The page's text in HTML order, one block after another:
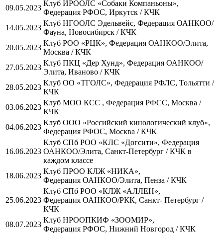
09.05.2023
Клуб ИРООЛС «Собаки Компаньоны»,
Федерация РФОС, Иркутск / КЧК
14.05.2023
Клуб НГООЛС Эдельвейс, Федерация ОАНКОО/
Фауна, Новосибирск / КЧК
20.05.2023
Клуб РОО «РЦК», Федерация ОАНКОО/Элита,
Москва / КЧК
27.05.2023
Клуб ПКЦ «Дер Хунд», Федерация ОАНКОО/
Элита, Иваново / КЧК
28.05.2023
Клуб ОО «ТГОЛС», Федерация РФЛС, Тольятти /
КЧК
03.06.2023
Клуб МОО КСС , Федерация РФСС, Москва /
КЧК
04.06.2023
Клуб ООО «Российский кинологический клуб»,
Федерация РФОС, Москва / КЧК
16.06.2023
Клуб СПб РОО «КЛС «Догсити», Федерация
ОАНКОО/Элита, Санкт-Петербург / КЧК в
каждом классе
18.06.2023
Клуб ПРОО КЛЖ «НИКА»,
Федерация ОАНКОО/Элита, Пенза / КЧК
25.06.2023
Клуб СПб РОО «КЛЖ «АЛЛЕН»,
Федерация ОАНКОО/РКК, Санкт- Петербург /
КЧК
08.07.2023
Клуб НРООПКИФ «ЗООМИР»,
Федерация РФОС, Нижний Новгород / КЧК